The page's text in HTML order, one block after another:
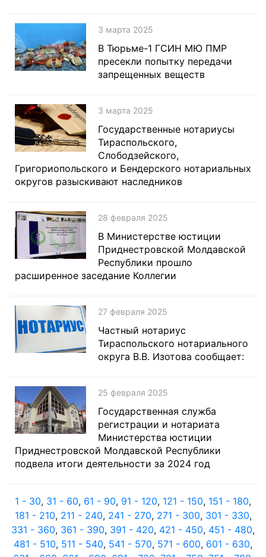
3 марта 2025
В Тюрьме-1 ГСИН МЮ ПМР
пресекли попытку передачи
запрещенных веществ
3 марта 2025
Государственные нотариусы
Тираспольского,
Слободзейского,
Григориопольского и Бендерского нотариальных
округов разыскивают наследников
28 февраля 2025
В Министерстве юстиции
Приднестровской Молдавской
Республики прошло
расширенное заседание Коллегии
27 февраля 2025
Частный нотариус
Тираспольского нотариального
округа В.В. Изотова сообщает:
25 февраля 2025
Государственная служба
регистрации и нотариата
Министерства юстиции
Приднестровской Молдавской Республики
подвела итоги деятельности за 2024 год
1 - 30, 31 - 60, 61 - 90, 91 - 120, 121 - 150, 151 - 180,
181 - 210, 211 - 240, 241 - 270, 271 - 300, 301 - 330,
331 - 360, 361 - 390, 391 - 420, 421 - 450, 451 - 480,
481 - 510, 511 - 540, 541 - 570, 571 - 600, 601 - 630,